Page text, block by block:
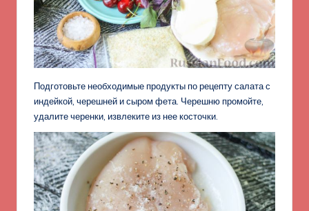
Подготовьте необходимые продукты по рецепту салата с
индейкой, черешней и сыром фета. Черешню промойте,
удалите черенки, извлеките из нее косточки.